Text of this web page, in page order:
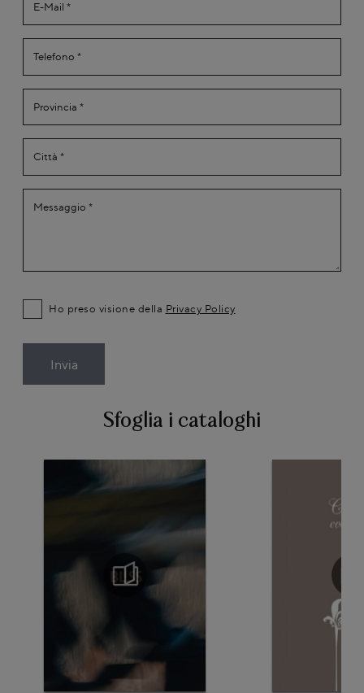
Sfoglia i cataloghi
Ho preso visione della Privacy Policy
Invia